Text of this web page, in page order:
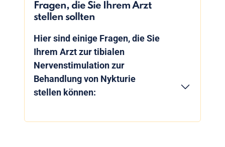
Fragen, die Sie Ihrem Arzt
stellen sollten
Hier sind einige Fragen, die Sie
Ihrem Arzt zur tibialen
Nervenstimulation zur
Behandlung von Nykturie
stellen können: